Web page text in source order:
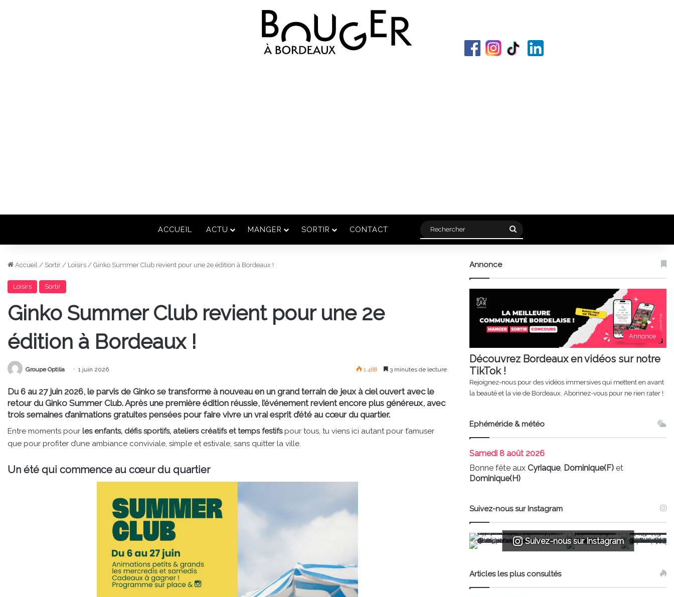
ACCUEIL ACTU MANGER SORTIR CONTACT Rechercher
Accueil / Sortir / Loisirs / Ginko Summer Club revient pour une 2e édition à Bordeaux !
Loisirs Sortir
Ginko Summer Club revient pour une 2e
édition à Bordeaux !
Groupe Optilia 1 juin 2026 1 468 3 minutes de lecture
Du 6 au 27 juin 2026, le parvis de Ginko se transforme à nouveau en un grand terrain de jeux à ciel ouvert avec le
retour du Ginko Summer Club. Après une première édition réussie, l’événement revient encore plus généreux, avec
trois semaines d’animations gratuites pensées pour faire vivre un vrai esprit d’été au cœur du quartier.
Entre moments pour les enfants, défis sportifs, ateliers créatifs et temps festifspour tous, tu viens ici autant pour t’amuser
que pour profiter d’une ambiance conviviale, simple et estivale, sans quitter la ville.
Un été qui commence au cœur du quartier
Annonce
Annonce
Découvrez Bordeaux en vidéos sur notre
TikTok !
Rejoignez-nous pour des vidéos immersives qui mettent en avant
la beauté et la vie de Bordeaux. Abonnez-vous pour ne rien rater !
Ephéméride & météo
Samedi 8 août 2026
Bonne fête auxCyriaque, Dominique(F) et
Dominique(H)
Suivez-nous sur Instagram
Suivez-nous sur Instagram
Articles les plus consultés